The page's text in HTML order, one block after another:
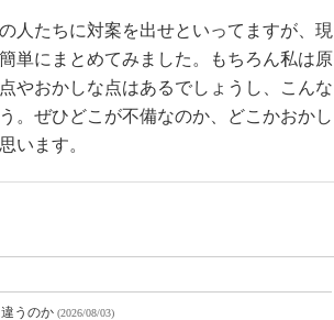
人たちに対案を出せといってますが、現
単にまとめてみました。もちろん私は原
やおかしな点はあるでしょうし、こんな
。ぜひどこが不備なのか、どこかおかし
います。
うのか (2026/08/03)